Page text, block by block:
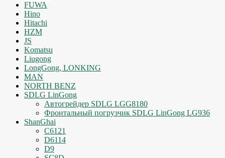
FUWA
Hino
Hitachi
HZM
JS
Komatsu
Liugong
LongGong, LONKING
MAN
NORTH BENZ
SDLG LinGong
Автогрейдер SDLG LGG8180
Фронтальный погрузчик SDLG LinGong LG936
ShanGhai
C6121
D6114
D9